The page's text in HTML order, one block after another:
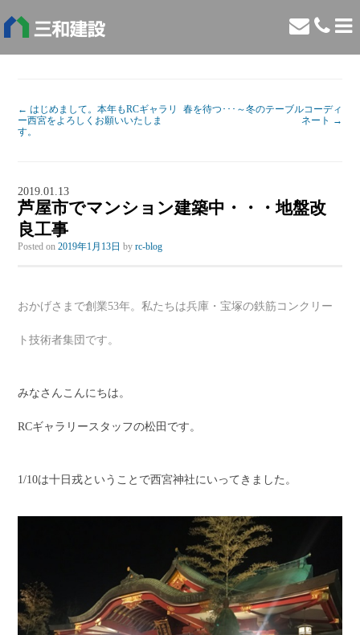
← はじめまして。本年もRCギャラリ
ー西宮をよろしくお願いいたしま
す。
春を待つ･･･～冬のテーブルコーディ
ネート →
2019.01.13
芦屋市でマンション建築中・・・地盤改
良工事
Posted on2019年1月13日 byrc-blog
おかげさまで創業53年。私たちは兵庫・宝塚の鉄筋コンクリー
ト技術者集団です。
みなさんこんにちは。
RCギャラリースタッフの松田です。
1/10は十日戎ということで西宮神社にいってきました。